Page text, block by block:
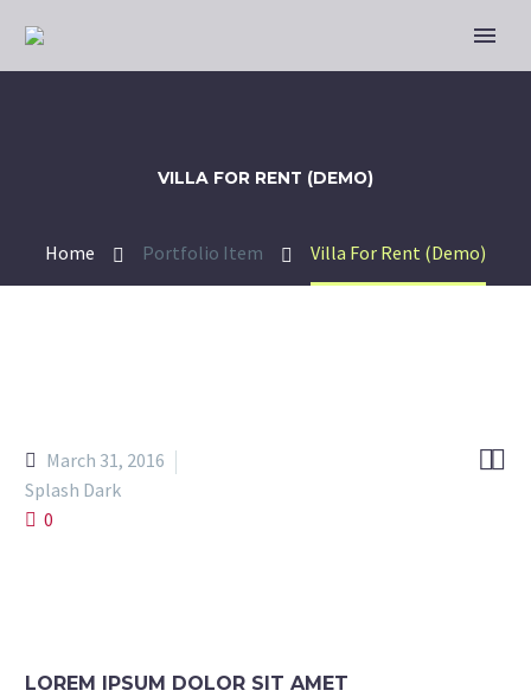
VILLA FOR RENT (DEMO)
Home Portfolio Item Villa For Rent (Demo)

March 31, 2016
Splash Dark
0
LOREM IPSUM DOLOR SIT AMET